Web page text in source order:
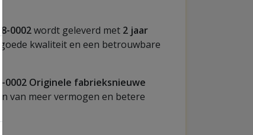
0002wordt geleverd met 2 jaar
kwaliteit en een betrouwbare
0002 Originele fabrieksnieuwe
van meer vermogen en betere